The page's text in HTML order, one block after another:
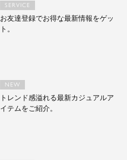
SERVICE
お友達登録でお得な最新情報をゲッ
ト。
NEW
トレンド感溢れる最新カジュアルア
イテムをご紹介。